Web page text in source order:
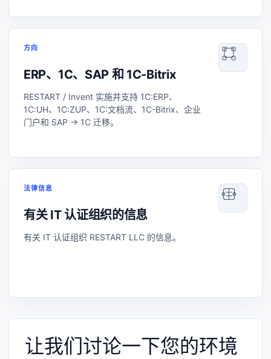
方向
ERP、1C、SAP 和 1C-Bitrix
RESTART / Invent 实施并支持 1C:ERP、
1C:UH、1C:ZUP、1C:文档流、1C-Bitrix、企业
门户和 SAP → 1C 迁移。
法律信息
有关 IT 认证组织的信息
有关 IT 认证组织 RESTART LLC 的信息。
让我们讨论一下您的环境